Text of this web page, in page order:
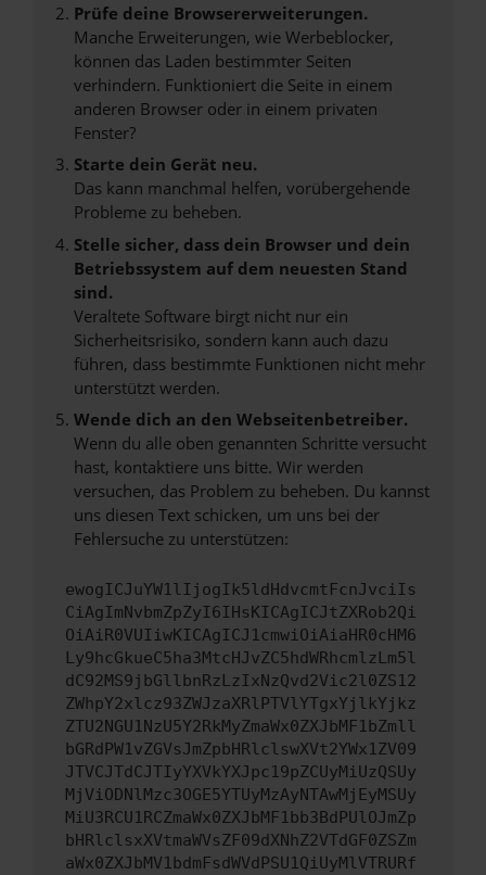
Prüfe deine Browsererweiterungen.
Manche Erweiterungen, wie Werbeblocker,
können das Laden bestimmter Seiten
verhindern. Funktioniert die Seite in einem
anderen Browser oder in einem privaten
Fenster?
Starte dein Gerät neu.
Das kann manchmal helfen, vorübergehende
Probleme zu beheben.
Stelle sicher, dass dein Browser und dein
Betriebssystem auf dem neuesten Stand
sind.
Veraltete Software birgt nicht nur ein
Sicherheitsrisiko, sondern kann auch dazu
führen, dass bestimmte Funktionen nicht mehr
unterstützt werden.
Wende dich an den Webseitenbetreiber.
Wenn du alle oben genannten Schritte versucht
hast, kontaktiere uns bitte. Wir werden
versuchen, das Problem zu beheben. Du kannst
uns diesen Text schicken, um uns bei der
Fehlersuche zu unterstützen:
ewogICJuYW1lIjogIk5ldHdvcmtFcnJvciIs
CiAgImNvbmZpZyI6IHsKICAgICJtZXRob2Qi
OiAiR0VUIiwKICAgICJ1cmwiOiAiaHR0cHM6
Ly9hcGkueC5ha3MtcHJvZC5hdWRhcmlzLm5l
dC92MS9jbGllbnRzLzIxNzQvd2Vic2l0ZS12
ZWhpY2xlcz93ZWJzaXRlPTVlYTgxYjlkYjkz
ZTU2NGU1NzU5Y2RkMyZmaWx0ZXJbMF1bZmll
bGRdPW1vZGVsJmZpbHRlclswXVt2YWx1ZV09
JTVCJTdCJTIyYXVkYXJpc19pZCUyMiUzQSUy
MjViODNlMzc3OGE5YTUyMzAyNTAwMjEyMSUy
MiU3RCU1RCZmaWx0ZXJbMF1bb3BdPUlOJmZp
bHRlclsxXVtmaWVsZF09dXNhZ2VTdGF0ZSZm
aWx0ZXJbMV1bdmFsdWVdPSU1QiUyMlVTRURf